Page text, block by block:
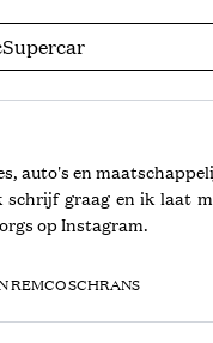
Supercar
auto's en
schrijf graag en ik laat
op Instagram.
REMCO SCHRANS